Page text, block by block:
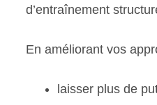
d’entraînement
En améliorant vos
laisser plus de